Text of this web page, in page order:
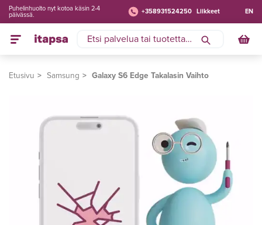
+358931524250 Liikkeet
Puhelinhuolto nyt kotoa käsin 2-4
päivässä.
EN
Etusivu Samsung Galaxy S6 Edge Takalasin Vaihto